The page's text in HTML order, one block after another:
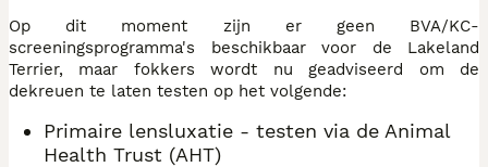
Op dit moment zijn er geen BVA/KC-
screeningsprogramma's beschikbaar voor de Lakeland
Terrier, maar fokkers wordt nu geadviseerd om de
dekreuen te laten testen op het volgende:
Primaire lensluxatie - testen via de Animal
Health Trust (AHT)